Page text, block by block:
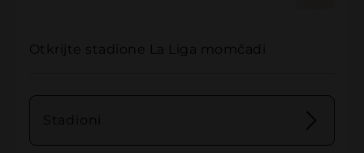
Otkrijte stadione La Liga momčadi